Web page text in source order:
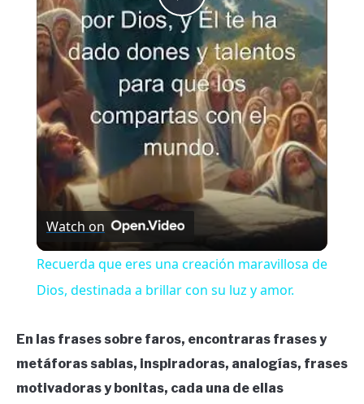
Play
Video
Watch on
Recuerda que eres una creación maravillosa de
Dios, destinada a brillar con su luz y amor.
En las frases sobre faros, encontraras frases y
metáforas sabias, inspiradoras, analogías, frases
motivadoras y bonitas, cada una de ellas